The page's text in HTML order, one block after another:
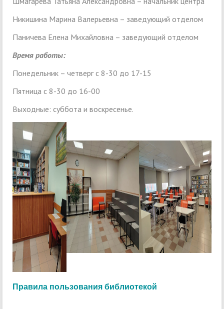
Никишина Марина Валерьевна – заведующий отделом
Паничева Елена Михайловна – заведующий отделом
Время работы:
Понедельник – четверг с 8-30 до 17-15
Пятница с 8-30 до 16-00
Выходные: суббота и воскресенье.
Правила пользования библиотекой